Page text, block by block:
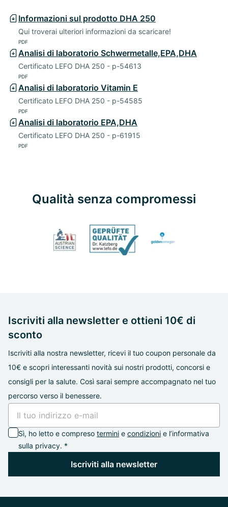
Informazioni sul prodotto DHA 250
Qui troverai ulteriori informazioni da scaricare!
PDF
Analisi di laboratorio Schwermetalle,EPA,DHA
Certificato LEFO DHA 250 - p-54613
PDF
Analisi di laboratorio Vitamin E
Certificato LEFO DHA 250 - p-54585
PDF
Analisi di laboratorio EPA,DHA
Certificato LEFO DHA 250 - p-61915
PDF
Qualità senza compromessi
Iscriviti alla newsletter e ottieni 10€ di
sconto
Iscriviti alla nostra newsletter, ricevi il tuo coupon personale da
10€ e scopri interessanti novità sui nostri prodotti, concorsi e
consigli per la salute. Così sarai sempre accompagnato nel tuo
percorso verso il benessere.
Sì, ho letto e compreso termini e condizioni e l’informativa
sulla privacy. *
Iscriviti alla newsletter